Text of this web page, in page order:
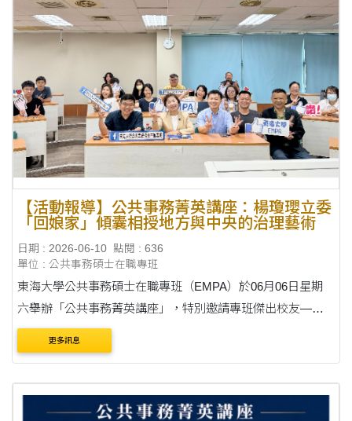
【活動報導】公共事務菁英講座：楊瓊瓔立委
「回娘家」傾囊相授地方與中央的治理藝術
日期 : 2026-06-10 點閱 : 636
單位 : 公共事務碩士在職專班
東海大學公共事務碩士在職專班（EMPA）於06月06日星期
六舉辦「公共事務菁英講座」，特別邀請專班傑出校友——
現任立法委員楊瓊瓔學姐回母校演講，講題為《從地方到中
央：公共服務的整合藝術與管理哲學》。 ....
更多訊息